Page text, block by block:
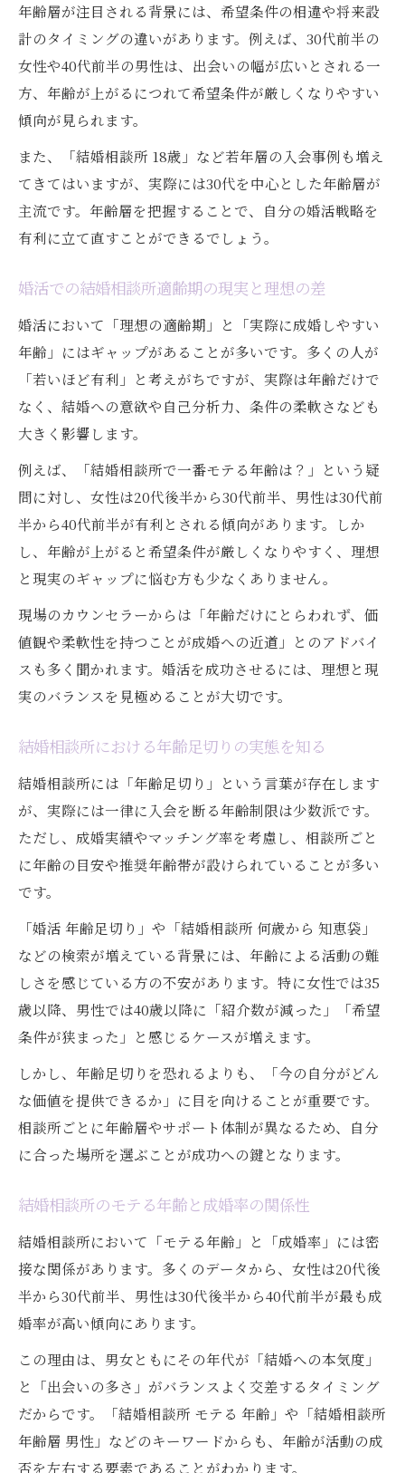
年齢別で見る結婚相談所の活動開始メリッ
ト
結婚相談所の知恵袋的な年齢判断の落とし
穴
モテる年齢と成婚率の違いを徹底解説
結婚相談所でモテる年齢と成婚率の相違点
女性が一番モテる年齢と結婚相談所の実態
男性が有利とされる結婚相談所の年齢層を
婚活アプリと結婚相談所の年齢評価の違い
結婚相談所で成婚しやすい年齢層の特徴と
は
自分に合う結婚相談所の適齢期戦略を知る
結婚相談所で自分に合う適齢期戦略の立て
方
年齢別に見る結婚相談所の選択ポイント
結婚相談所で有利になる年齢の活用方法
結婚相談所の年齢分布から自分の強みを知
る
年齢層が注目される背景には、希望条件の相違や将来設
計のタイミングの違いがあります。例えば、30代前半の
女性や40代前半の男性は、出会いの幅が広いとされる一
方、年齢が上がるにつれて希望条件が厳しくなりやすい
傾向が見られます。
また、「結婚相談所 18歳」など若年層の入会事例も増え
てきてはいますが、実際には30代を中心とした年齢層が
主流です。年齢層を把握することで、自分の婚活戦略を
有利に立て直すことができるでしょう。
婚活での結婚相談所適齢期の現実と理想の差
婚活において「理想の適齢期」と「実際に成婚しやすい
年齢」にはギャップがあることが多いです。多くの人が
「若いほど有利」と考えがちですが、実際は年齢だけで
なく、結婚への意欲や自己分析力、条件の柔軟さなども
大きく影響します。
例えば、「結婚相談所で一番モテる年齢は？」という疑
問に対し、女性は20代後半から30代前半、男性は30代前
半から40代前半が有利とされる傾向があります。しか
し、年齢が上がると希望条件が厳しくなりやすく、理想
と現実のギャップに悩む方も少なくありません。
現場のカウンセラーからは「年齢だけにとらわれず、価
値観や柔軟性を持つことが成婚への近道」とのアドバイ
スも多く聞かれます。婚活を成功させるには、理想と現
実のバランスを見極めることが大切です。
結婚相談所における年齢足切りの実態を知る
結婚相談所には「年齢足切り」という言葉が存在します
が、実際には一律に入会を断る年齢制限は少数派です。
ただし、成婚実績やマッチング率を考慮し、相談所ごと
に年齢の目安や推奨年齢帯が設けられていることが多い
です。
「婚活 年齢足切り」や「結婚相談所 何歳から 知恵袋」
などの検索が増えている背景には、年齢による活動の難
しさを感じている方の不安があります。特に女性では35
歳以降、男性では40歳以降に「紹介数が減った」「希望
条件が狭まった」と感じるケースが増えます。
しかし、年齢足切りを恐れるよりも、「今の自分がどん
な価値を提供できるか」に目を向けることが重要です。
相談所ごとに年齢層やサポート体制が異なるため、自分
に合った場所を選ぶことが成功への鍵となります。
結婚相談所のモテる年齢と成婚率の関係性
結婚相談所において「モテる年齢」と「成婚率」には密
接な関係があります。多くのデータから、女性は20代後
半から30代前半、男性は30代後半から40代前半が最も成
婚率が高い傾向にあります。
この理由は、男女ともにその年代が「結婚への本気度」
と「出会いの多さ」がバランスよく交差するタイミング
だからです。「結婚相談所 モテる 年齢」や「結婚相談所
年齢層 男性」などのキーワードからも、年齢が活動の成
否を左右する要素であることがわかります。